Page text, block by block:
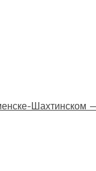
Шахтинском